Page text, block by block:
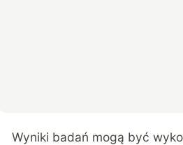
Wyniki badań mogą być